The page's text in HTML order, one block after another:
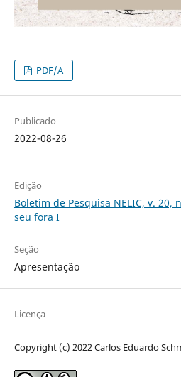
PDF/A
Publicado
2022-08-26
Edição
Boletim de Pesquisa NELIC, v. 20,
seu fora I
Seção
Apresentação
Licença
Copyright (c) 2022 Carlos Eduardo